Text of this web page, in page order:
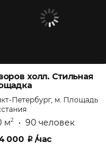
холл. Стильная
Петербург, м. Площадь
м2 • 90 человек
000 ₽ /час